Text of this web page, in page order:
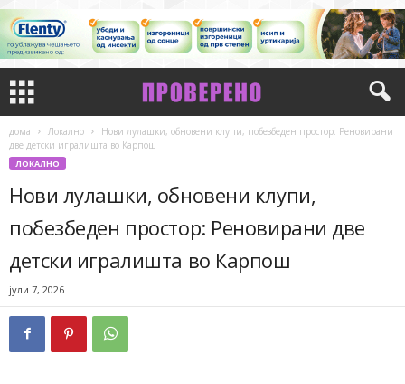
дома Локално
Нови лулашки, обновени клупи, побезбеден простор: Реновирани
две детски игралишта во Карпош
ЛОКАЛНО
Нови лулашки, обновени клупи,
побезбеден простор: Реновирани две
детски игралишта во Карпош
јули 7, 2026